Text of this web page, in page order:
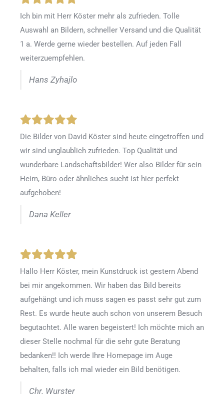
Ich bin mit Herr Köster mehr als zufrieden. Tolle
Auswahl an Bildern, schneller Versand und die Qualität
1 a. Werde gerne wieder bestellen. Auf jeden Fall
weiterzuempfehlen.
Hans Zyhajlo
Die Bilder von David Köster sind heute eingetroffen und
wir sind unglaublich zufrieden. Top Qualität und
wunderbare Landschaftsbilder! Wer also Bilder für sein
Heim, Büro oder ähnliches sucht ist hier perfekt
aufgehoben!
Dana Keller
Hallo Herr Köster, mein Kunstdruck ist gestern Abend
bei mir angekommen. Wir haben das Bild bereits
aufgehängt und ich muss sagen es passt sehr gut zum
Rest. Es wurde heute auch schon von unserem Besuch
begutachtet. Alle waren begeistert! Ich möchte mich an
dieser Stelle nochmal für die sehr gute Beratung
bedanken!! Ich werde Ihre Homepage im Auge
behalten, falls ich mal wieder ein Bild benötigen.
Chr. Wurster